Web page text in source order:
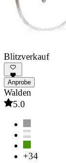
Blitzverkauf
Anprobe
Walden
5.0
+34